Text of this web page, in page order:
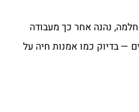
נהנה אחר כך מעבודה
— בדיוק כמו אמנות חיה על